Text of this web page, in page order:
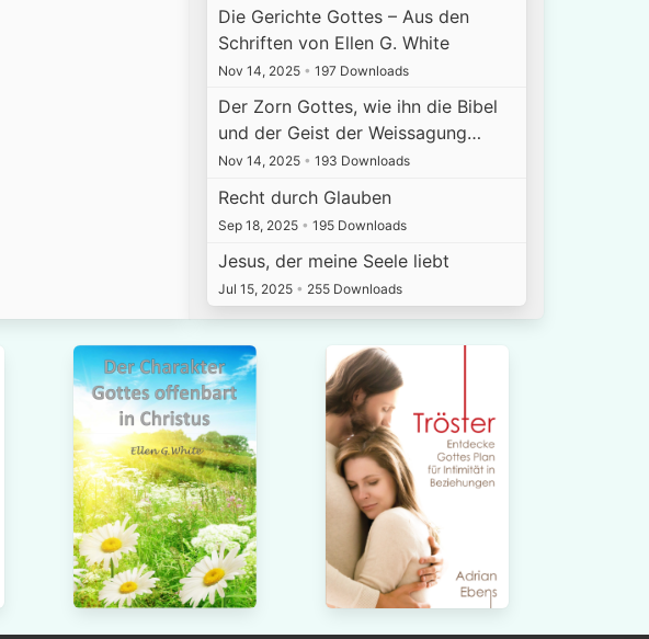
Die Gerichte Gottes – Aus den
Schriften von Ellen G. White
Nov 14, 2025 • 197 Downloads
Der Zorn Gottes, wie ihn die Bibel
und der Geist der Weissagung…
Nov 14, 2025 • 193 Downloads
Recht durch Glauben
Sep 18, 2025 • 195 Downloads
Jesus, der meine Seele liebt
Jul 15, 2025 • 255 Downloads